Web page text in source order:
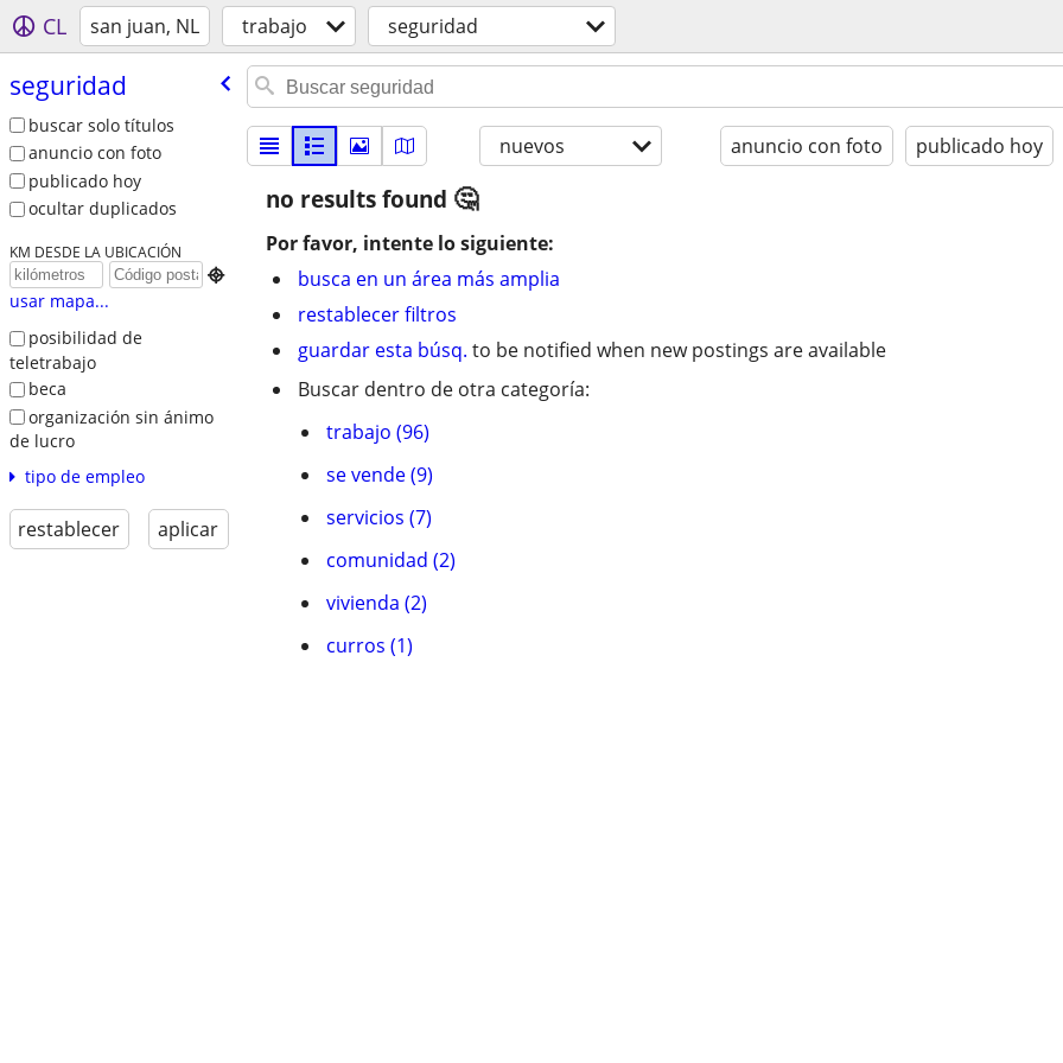
CL san juan, NL trabajo seguridad
seguridad
buscar solo títulos
anuncio con foto
publicado hoy
ocultar duplicados
KM DESDE LA UBICACIÓN

usar mapa...
posibilidad de
teletrabajo
beca
organización sin ánimo
de lucro
tipo de empleo
restablecer aplicar
nuevos anuncio con foto publicado hoy
no results found
Por favor, intente lo siguiente:
busca en un área más amplia
restablecer filtros
guardar esta búsq. to be notified when new postings are available
Buscar dentro de otra categoría:
trabajo (96)
se vende (9)
servicios (7)
comunidad (2)
vivienda (2)
curros (1)